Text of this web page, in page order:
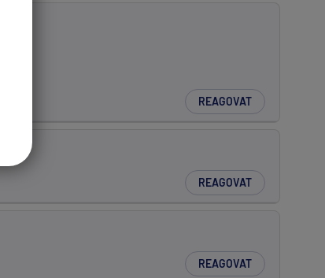
REAGOVAT
REAGOVAT
REAGOVAT